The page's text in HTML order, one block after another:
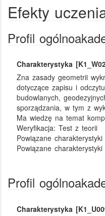
Efekty
Profil
Charakterystyka
Zna zasady geometrii
dotyczące zapisu i
budowlanych,
sporządzania, w tym z
Ma wiedzę na temat
Weryfikacja:Test z teorii
Powiązane
Powiązane
Profil
Charakterystyka